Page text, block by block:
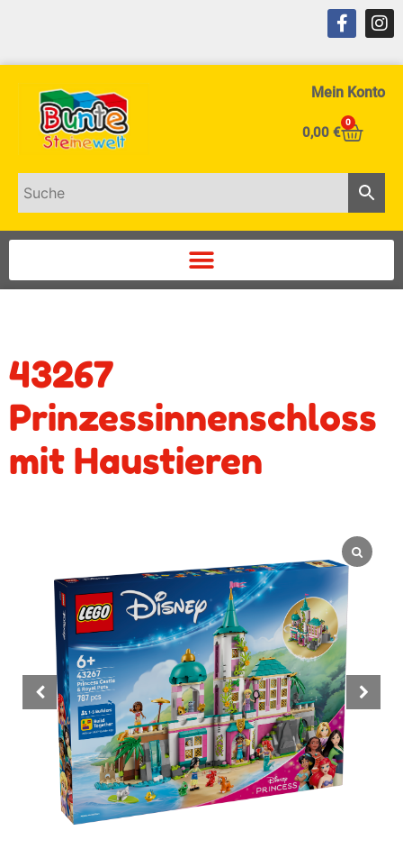
Mein Konto
0,00 €
0
43267
Prinzessinnenschloss
mit Haustieren